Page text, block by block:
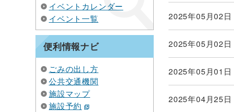
イベントカレンダー
イベント一覧
便利情報ナビ
ごみの出し方
公共交通機関
施設マップ
施設予約
2025年05月02日
2025年05月02日
2025年05月01日
2025年04月25日